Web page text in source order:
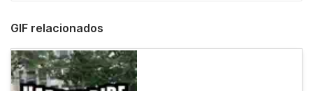
GIF relacionados